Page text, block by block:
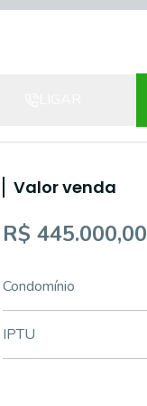
Valor venda
R$ 445.000,00
Condomínio
IPTU